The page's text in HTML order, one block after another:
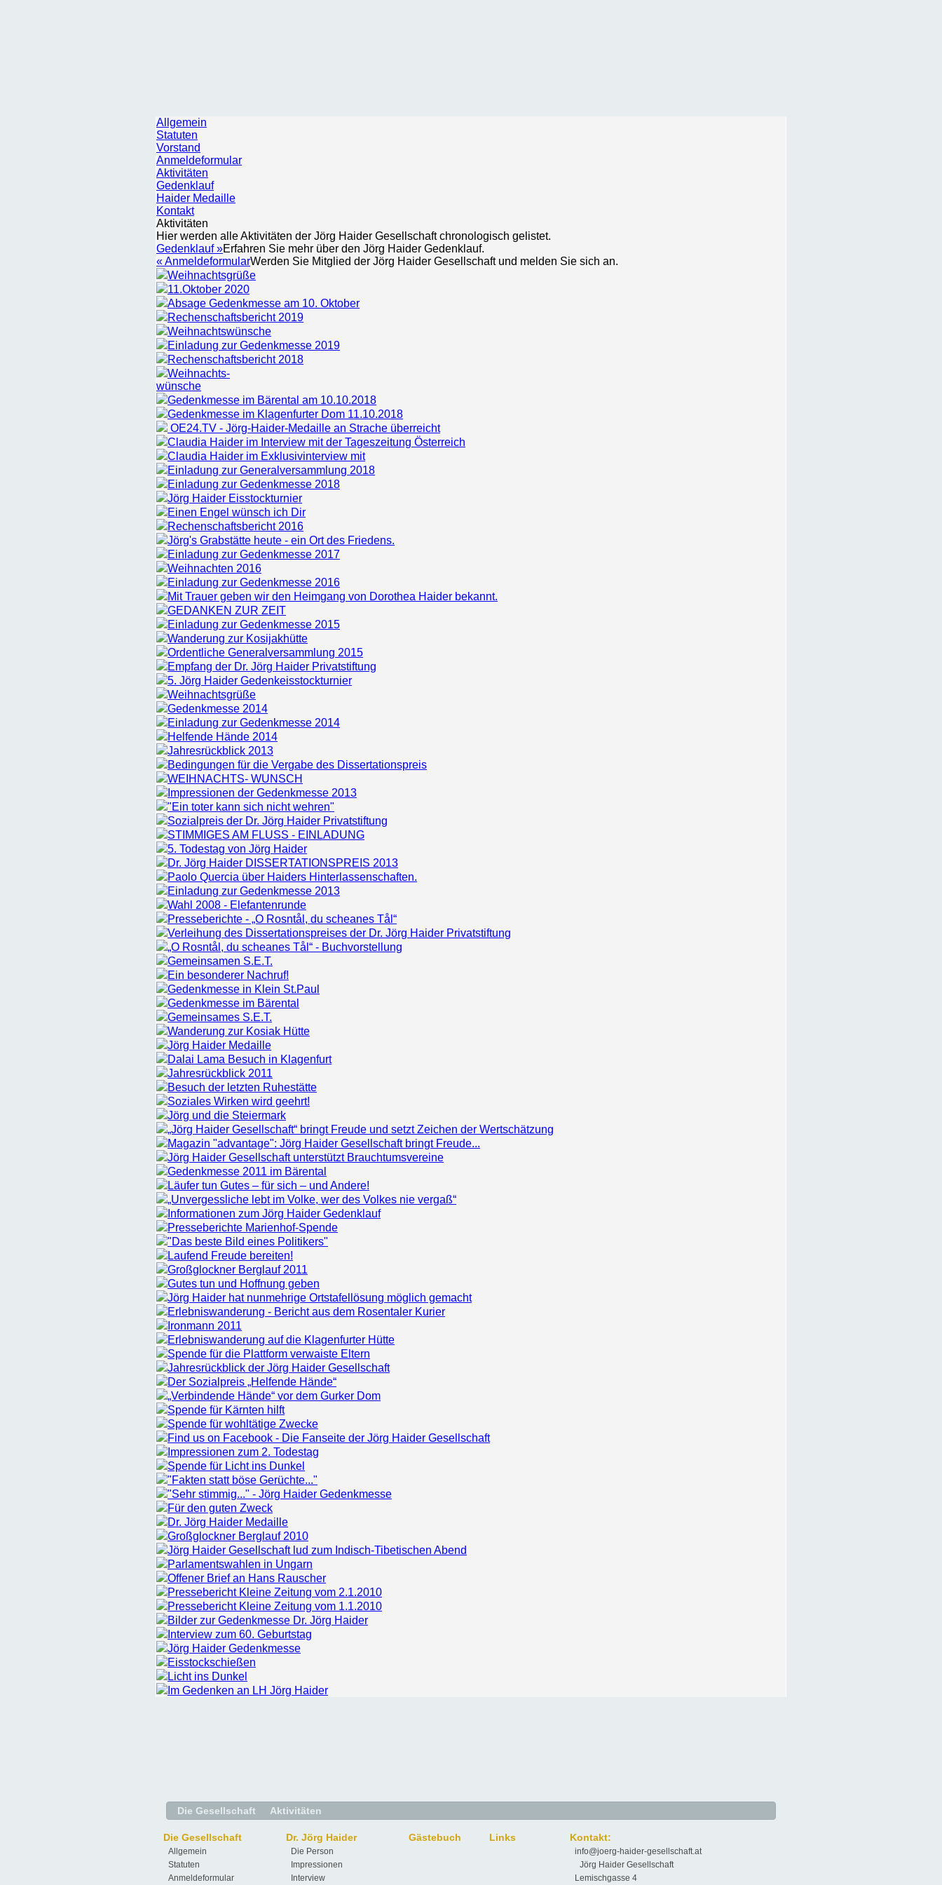
Allgemein
Statuten
Vorstand
Anmeldeformular
Aktivitäten
Gedenklauf
Haider Medaille
Kontakt
Aktivitäten
Hier werden alle Aktivitäten der Jörg Haider Gesellschaft chronologisch gelistet.
Gedenklauf »Erfahren Sie mehr über den Jörg Haider Gedenklauf.
« AnmeldeformularWerden Sie Mitglied der Jörg Haider Gesellschaft und melden Sie sich an.
Weihnachtsgrüße
11.Oktober 2020
Absage Gedenkmesse am 10. Oktober
Rechenschaftsbericht 2019
Weihnachtswünsche
Einladung zur Gedenkmesse 2019
Rechenschaftsbericht 2018
Weihnachts-
wünsche
Gedenkmesse im Bärental am 10.10.2018
Gedenkmesse im Klagenfurter Dom 11.10.2018
OE24.TV - Jörg-Haider-Medaille an Strache überreicht
Claudia Haider im Interview mit der Tageszeitung Österreich
Claudia Haider im Exklusivinterview mit
Einladung zur Generalversammlung 2018
Einladung zur Gedenkmesse 2018
Jörg Haider Eisstockturnier
Einen Engel wünsch ich Dir
Rechenschaftsbericht 2016
Jörg's Grabstätte heute - ein Ort des Friedens.
Einladung zur Gedenkmesse 2017
Weihnachten 2016
Einladung zur Gedenkmesse 2016
Mit Trauer geben wir den Heimgang von Dorothea Haider bekannt.
GEDANKEN ZUR ZEIT
Einladung zur Gedenkmesse 2015
Wanderung zur Kosijakhütte
Ordentliche Generalversammlung 2015
Empfang der Dr. Jörg Haider Privatstiftung
5. Jörg Haider Gedenkeisstockturnier
Weihnachtsgrüße
Gedenkmesse 2014
Einladung zur Gedenkmesse 2014
Helfende Hände 2014
Jahresrückblick 2013
Bedingungen für die Vergabe des Dissertationspreis
WEIHNACHTS- WUNSCH
Impressionen der Gedenkmesse 2013
"Ein toter kann sich nicht wehren"
Sozialpreis der Dr. Jörg Haider Privatstiftung
STIMMIGES AM FLUSS - EINLADUNG
5. Todestag von Jörg Haider
Dr. Jörg Haider DISSERTATIONSPREIS 2013
Paolo Quercia über Haiders Hinterlassenschaften.
Einladung zur Gedenkmesse 2013
Wahl 2008 - Elefantenrunde
Presseberichte - „O Rosntål, du scheanes Tål“
Verleihung des Dissertationspreises der Dr. Jörg Haider Privatstiftung
„O Rosntål, du scheanes Tål“ - Buchvorstellung
Gemeinsamen S.E.T.
Ein besonderer Nachruf!
Gedenkmesse in Klein St.Paul
Gedenkmesse im Bärental
Gemeinsames S.E.T.
Wanderung zur Kosiak Hütte
Jörg Haider Medaille
Dalai Lama Besuch in Klagenfurt
Jahresrückblick 2011
Besuch der letzten Ruhestätte
Soziales Wirken wird geehrt!
Jörg und die Steiermark
„Jörg Haider Gesellschaft“ bringt Freude und setzt Zeichen der Wertschätzung
Magazin "advantage": Jörg Haider Gesellschaft bringt Freude...
Jörg Haider Gesellschaft unterstützt Brauchtumsvereine
Gedenkmesse 2011 im Bärental
Läufer tun Gutes – für sich – und Andere!
„Unvergessliche lebt im Volke, wer des Volkes nie vergaß“
Informationen zum Jörg Haider Gedenklauf
Presseberichte Marienhof-Spende
"Das beste Bild eines Politikers"
Laufend Freude bereiten!
Großglockner Berglauf 2011
Gutes tun und Hoffnung geben
Jörg Haider hat nunmehrige Ortstafellösung möglich gemacht
Erlebniswanderung - Bericht aus dem Rosentaler Kurier
Ironmann 2011
Erlebniswanderung auf die Klagenfurter Hütte
Spende für die Plattform verwaiste Eltern
Jahresrückblick der Jörg Haider Gesellschaft
Der Sozialpreis „Helfende Hände“
„Verbindende Hände“ vor dem Gurker Dom
Spende für Kärnten hilft
Spende für wohltätige Zwecke
Find us on Facebook - Die Fanseite der Jörg Haider Gesellschaft
Impressionen zum 2. Todestag
Spende für Licht ins Dunkel
"Fakten statt böse Gerüchte..."
"Sehr stimmig..." - Jörg Haider Gedenkmesse
Für den guten Zweck
Dr. Jörg Haider Medaille
Großglockner Berglauf 2010
Jörg Haider Gesellschaft lud zum Indisch-Tibetischen Abend
Parlamentswahlen in Ungarn
Offener Brief an Hans Rauscher
Pressebericht Kleine Zeitung vom 2.1.2010
Pressebericht Kleine Zeitung vom 1.1.2010
Bilder zur Gedenkmesse Dr. Jörg Haider
Interview zum 60. Geburtstag
Jörg Haider Gedenkmesse
Eisstockschießen
Licht ins Dunkel
Im Gedenken an LH Jörg Haider
Die Gesellschaft Aktivitäten
Die Gesellschaft
Allgemein
Statuten
Anmeldeformular
Dr. Jörg Haider
Die Person
Impressionen
Interview
Gästebuch Links Kontakt:
info@joerg-haider-gesellschaft.at
Jörg Haider Gesellschaft
Lemischgasse 4